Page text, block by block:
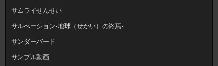
サムライせんせい
サルべーション-地球（せかい）の終焉-
サンダーバード
サンプル動画